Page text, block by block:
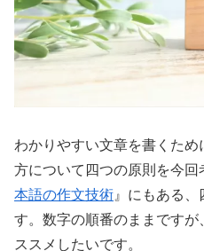
わかりやすい文章を書くた
方について四つの原則を今
本語の作文技術 』にもある
す。数字の順番のままです
ススメしたいです。